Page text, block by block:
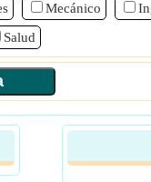
Mecánico
Salud